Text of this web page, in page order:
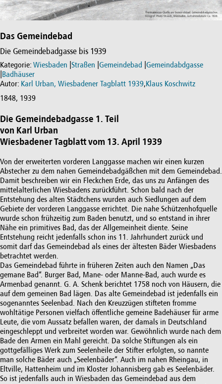
Das Gemeindebad
Die Gemeindebadgasse bis 1939
Kategorie: Wiesbaden Straßen Gemeindebad
Gemeindabdgasse
Badhäuser
Autor: Karl Urban, Wiesbadener Tagblatt 1939,Klaus Koschwitz
1848, 1939
Die Gemeindebadgasse 1. Teil
von Karl Urban
Wiesbadener Tagblatt vom 13. April 1939
Von der erweiterten vorderen Langgasse machen wir einen kurzen
Abstecher zu dem nahen Gemeindebadgäßchen mit dem Gemeindebad.
Damit beschreiben wir ein Fleckchen Erde, das uns zu Anfängen des
mittelalterlichen Wiesbadens zurückführt. Schon bald nach der
Entstehung des alten Städtchens wurden auch Siedlungen auf dem
Gebiete der vorderen Langgasse errichtet. Die nahe Schützenhofquelle
wurde schon frühzeitig zum Baden benutzt, und so entstand in ihrer
Nähe ein primitives Bad, das der Allgemeinheit diente. Seine
Entstehung reicht jedenfalls schon ins 11. Jahrhundert zurück und
somit darf das Gemeindebad als eines der ältesten Bäder Wiesbadens
betrachtet werden.
Das Gemeindebad führte in früheren Zeiten auch den Namen „Das
gemane Bad“. Burger Bad, Mane- oder Manne-Bad, auch wurde es
Armenbad genannt. G. A. Schenk berichtet 1758 noch von Häusern, die
auf dem gemeinen Bad lägen. Das alte Gemeindebad ist jedenfalls ein
sogenanntes Seelenbad. Nach den Kreuzzügen stifteten fromme
wohltätige Personen vielfach öffentliche gemeine Badehäuser für arme
Leute, die vom Aussatz befallen waren, der damals in Deutschland
eingeschleppt und verbreitet worden war. Gewöhnlich wurde nach dem
Bade den Armen ein Mahl gereicht. Da solche Stiftungen als ein
gottgefälliges Werk zum Seelenheile der Stifter erfolgten, so nannte
man solche Bäder auch „Seelenbäder“. Auch im nahen Rheingau, in
Eltville, Hattenheim und im Kloster Johannisberg gab es Seelenbäder.
So ist jedenfalls auch in Wiesbaden das Gemeindebad aus dem